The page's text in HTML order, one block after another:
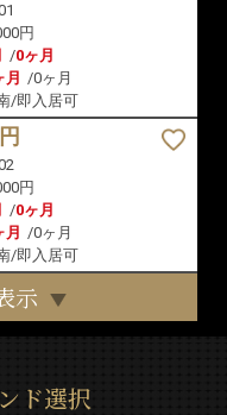
円
/0ヶ月
月 /0ヶ月
/即入居可
円
/0ヶ月
月 /0ヶ月
/即入居可
示
ド選択